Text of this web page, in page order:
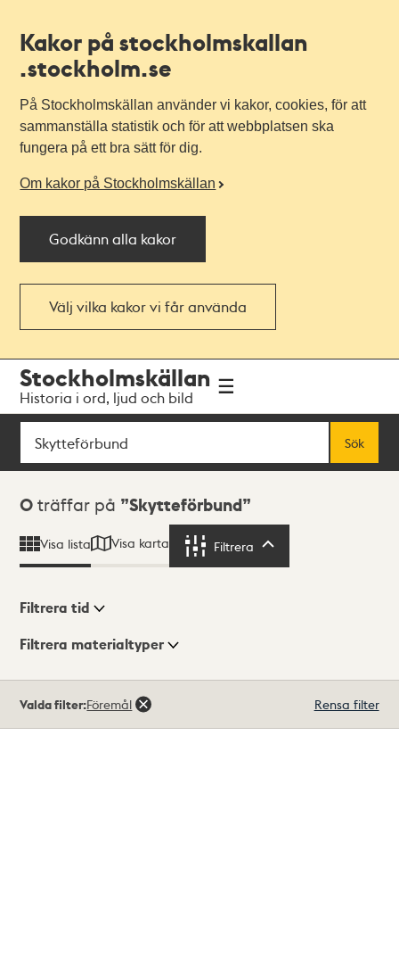
Kakor på stockholmskallan
.stockholm.se
På Stockholmskällan använder vi kakor, cookies, för att
sammanställa statistik och för att webbplatsen ska
fungera på ett bra sätt för dig.
Om kakor på Stockholmskällan
Godkänn alla kakor
Välj vilka kakor vi får använda
navigationen
huvudinnehållet
Stockholmskällan
Historia i ord, ljud och bild
Sök
Sök
Sökresultat
0 träffar på Skytteförbund
Visa lista Visa karta Filtrera
Visningsläge
Filtrera tid
Filtrera materialtyper
träffar
Valda filter:Föremål Rensa filter